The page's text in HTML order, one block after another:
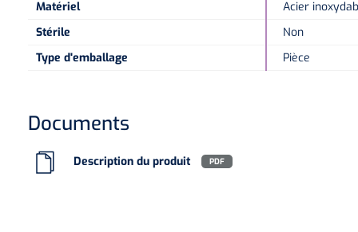
Matériel
Acier
Stérile
Non
Type d'emballage
Pièce
Documents
Description du produit PDF